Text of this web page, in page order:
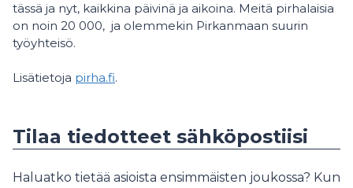
tässä ja nyt, kaikkina päivinä ja aikoina. Meitä pirhalaisia
on noin 20 000, ja olemmekin Pirkanmaan suurin
työyhteisö.
Lisätietoja pirha.fi.
Tilaa tiedotteet sähköpostiisi
Haluatko tietää asioista ensimmäisten joukossa? Kun